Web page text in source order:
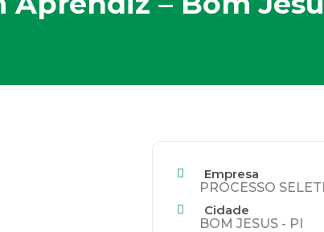
Empresa
PROCESSO
Cidade
BOM JESUS - PI